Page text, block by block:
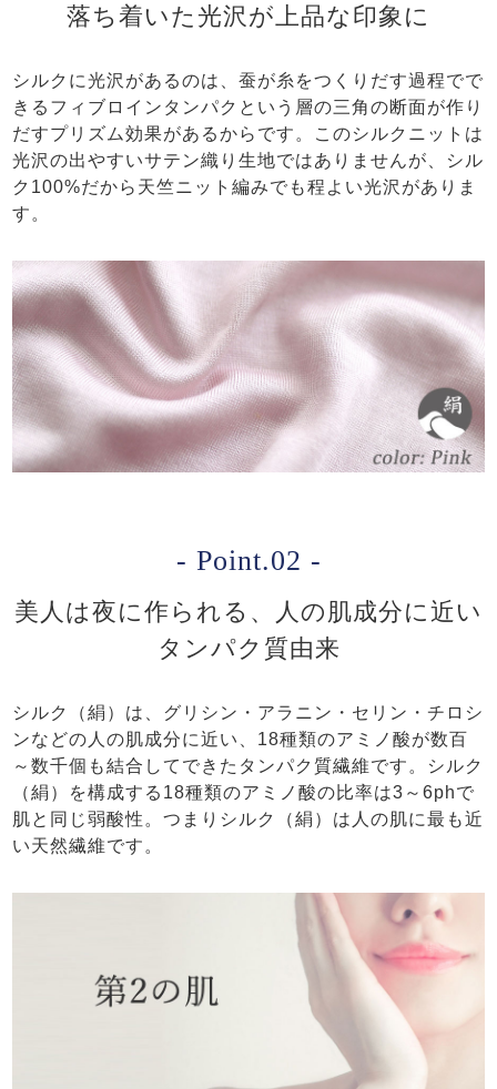
落ち着いた光沢が上品な印象に
シルクに光沢があるのは、蚕が糸をつくりだす過程でで
きるフィブロインタンパクという層の三角の断面が作り
だすプリズム効果があるからです。このシルクニットは
光沢の出やすいサテン織り生地ではありませんが、シル
ク100%だから天竺ニット編みでも程よい光沢がありま
す。
- Point.02 -
美人は夜に作られる、人の肌成分に近い
タンパク質由来
シルク（絹）は、グリシン・アラニン・セリン・チロシ
ンなどの人の肌成分に近い、18種類のアミノ酸が数百
～数千個も結合してできたタンパク質繊維です。シルク
（絹）を構成する18種類のアミノ酸の比率は3～6phで
肌と同じ弱酸性。つまりシルク（絹）は人の肌に最も近
い天然繊維です。